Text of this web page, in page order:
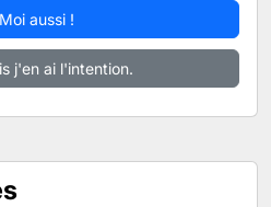
Moi aussi !
j'en ai l'intention.